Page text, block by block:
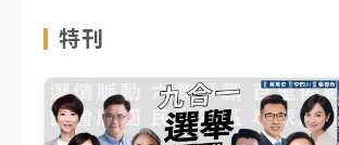
特刊